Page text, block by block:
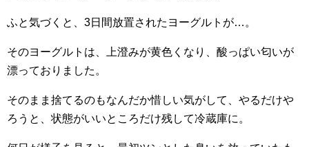
ふと気づくと、3日間放置されたヨーグルトが…。
そのヨーグルトは、上澄みが黄色くなり、酸っぱい匂いが
漂っておりました。
そのまま捨てるのもなんだか惜しい気がして、やるだけや
ろうと、状態がいいところだけ残して冷蔵庫に。